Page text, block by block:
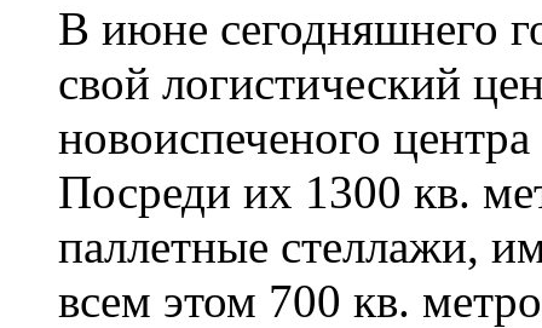
В июне сегодняшнего
свой логистический
новоиспеченого
Посреди их 1300 кв.
паллетные стеллажи,
всем этом 700 кв.